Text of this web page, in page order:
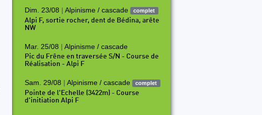
Dim. 23/08 | Alpinisme / cascade complet
Alpi F, sortie rocher, dent de Bédina, arête
NW
Mar. 25/08 | Alpinisme / cascade
Pic du Frêne en traversée S/N - Course de
Réalisation - Alpi F
Sam. 29/08 | Alpinisme / cascade complet
Pointe de l'Echelle (3422m) - Course
d'initiation Alpi F